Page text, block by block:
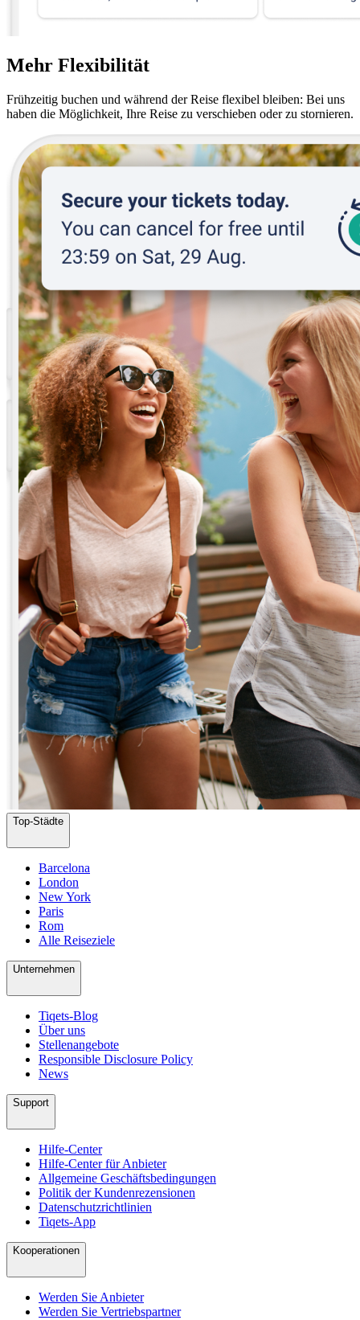
Mehr Flexibilität
Frühzeitig buchen und während der Reise flexibel bleiben: Bei uns
haben die Möglichkeit, Ihre Reise zu verschieben oder zu stornieren.
Top-Städte
Barcelona
London
New York
Paris
Rom
Alle Reiseziele
Unternehmen
Tiqets-Blog
Über uns
Stellenangebote
Responsible Disclosure Policy
News
Support
Hilfe-Center
Hilfe-Center für Anbieter
Allgemeine Geschäftsbedingungen
Politik der Kundenrezensionen
Datenschutzrichtlinien
Tiqets-App
Kooperationen
Werden Sie Anbieter
Werden Sie Vertriebspartner